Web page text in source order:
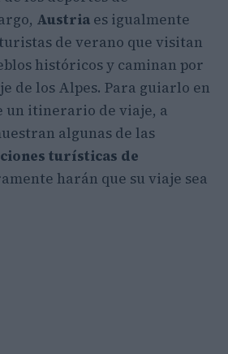
Austria es igualmente
de verano que visitan
históricos y caminan por
de los Alpes. Para guiarlo en
un itinerario de viaje, a
algunas de las
turísticas de
harán que su viaje sea